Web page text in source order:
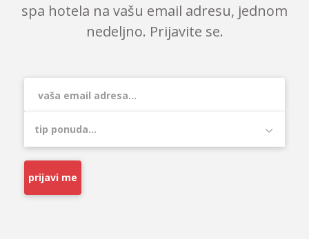
spa hotela na vašu email adresu, jednom
nedeljno. Prijavite se.
prijavi me